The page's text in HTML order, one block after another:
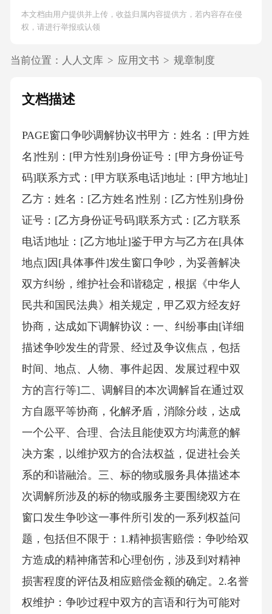
本文档由用户提供并上传，收益归属内容提供方，若内容存在侵
权，请进行举报或认领
当前位置： 人人文库 > 应用文书 > 规章制度
文档描述
PAGE窗口争吵调解协议书 甲方：姓名：[甲方姓
名]性别：[甲方性别]身份证号：[甲方身份证号
码]联系方式：[甲方联系电话]地址：[甲方地址]
乙方：姓名：[乙方姓名]性别：[乙方性别]身份
证号：[乙方身份证号码]联系方式：[乙方联系
电话]地址：[乙方地址]鉴于甲方与乙方在[具体
地点]因[具体事件]发生窗口争吵，为妥善解决
双方纠纷，维护社会和谐稳定，根据《中华人
民共和国民法典》相关规定，甲乙双方经友好
协商，达成如下调解协议：一、纠纷事由[详细
描述争吵发生的背景、经过及争议焦点，包括
时间、地点、人物、事件起因、发展过程中双
方的言行等]二、调解目的本次调解旨在通过双
方自愿平等协商，化解矛盾，消除分歧，达成
一个公平、合理、合法且能使双方均满意的解
决方案，以维护双方的合法权益，促进社会关
系的和谐融洽。三、标的物或服务具体描述本
次调解所涉及的标的物或服务主要围绕双方在
窗口发生争吵这一事件所引发的一系列权益问
题，包括但不限于：1.精神损害赔偿：争吵给双
方造成的精神痛苦和心理创伤，涉及到对精神
损害程度的评估及相应赔偿金额的确定。2.名誉
权维护：争吵过程中双方的言语和行为可能对